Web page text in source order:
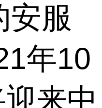
安服
年10
来中